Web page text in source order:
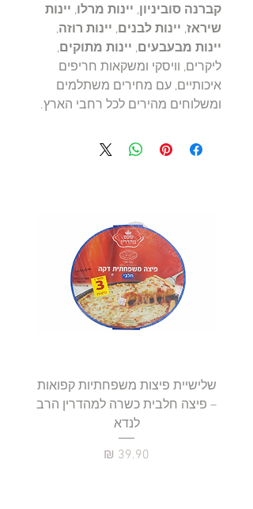
קברנה סוביניון, יינות מרלו, יינות
שיראז, יינות לבנים, יינות רוזה,
יינות מבעבעים, יינות מתוקים,
ליקרים, וויסקי ומשקאות חריפים
איכותיים, עם מחירים משתלמים
ומשלוחים מהירים לכל רחבי הארץ.
שלישיית פיצות משפחתיות קפואות
– פיצה חלבית כשרה למהדרין הרב
לנדא
מחיר